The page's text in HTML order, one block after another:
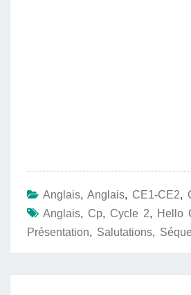
Anglais, Anglais, CE1-CE2,
Anglais, Cp, Cycle 2, Hello
Présentation, Salutations,